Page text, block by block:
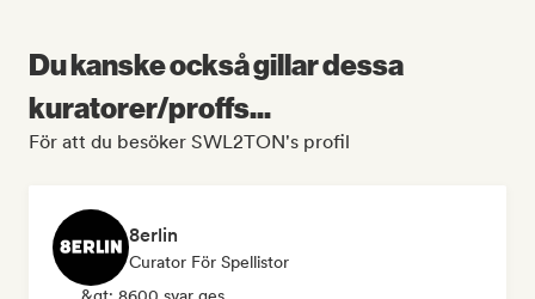
Du kanske också gillar dessa
kuratorer/proffs...
För att du besöker SWL2TON's profil
8erlin
Curator För Spellistor